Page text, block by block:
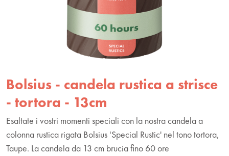
Bolsius - candela rustica a strisce
- tortora - 13cm
Esaltate i vostri momenti speciali con la nostra candela a
colonna rustica rigata Bolsius 'Special Rustic' nel tono tortora,
Taupe. La candela da 13 cm brucia fino 60 ore